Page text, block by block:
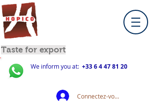
Taste for export
We inform you at: +33 6 4 47 81 20
Connectez-vous